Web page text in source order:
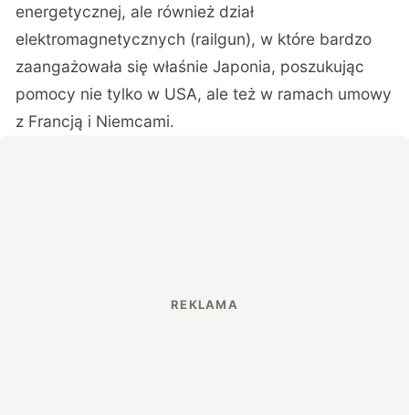
energetycznej, ale również dział
elektromagnetycznych (railgun), w które bardzo
zaangażowała się właśnie Japonia, poszukując
pomocy nie tylko w USA, ale też w ramach umowy
z Francją i Niemcami.